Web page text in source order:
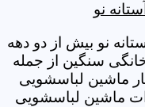
نو
نو بیش از دو دهه
سنگین از جمله
ماشین لباسشویی
ماشین لباسشویی